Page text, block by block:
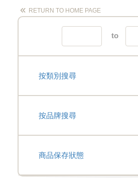
RETURN TO HOME PAGE
to
按類別搜尋
按品牌搜尋
商品保存狀態